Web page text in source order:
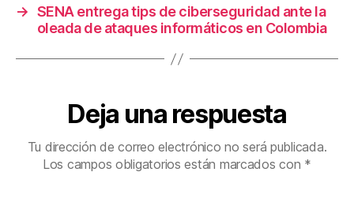
→ SENA entrega tips de ciberseguridad ante la
oleada de ataques informáticos en Colombia
Deja una respuesta
Tu dirección de correo electrónico no será publicada.
Los campos obligatorios están marcados con *